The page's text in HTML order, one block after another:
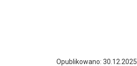
Opublikowano: 30.12.2025